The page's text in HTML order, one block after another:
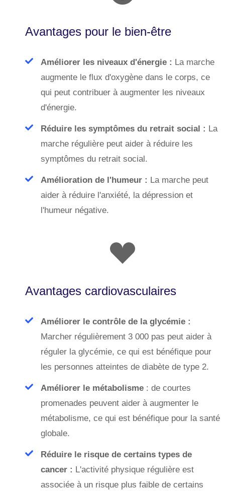
Avantages pour le bien-être
Améliorer les niveaux d'énergie : La marche
augmente le flux d'oxygène dans le corps, ce
qui peut contribuer à augmenter les niveaux
d'énergie.
Réduire les symptômes du retrait social : La
marche régulière peut aider à réduire les
symptômes du retrait social.
Amélioration de l'humeur : La marche peut
aider à réduire l'anxiété, la dépression et
l'humeur négative.
Avantages cardiovasculaires
Améliorer le contrôle de la glycémie :
Marcher régulièrement 3 000 pas peut aider à
réguler la glycémie, ce qui est bénéfique pour
les personnes atteintes de diabète de type 2.
Améliorer le métabolisme : de courtes
promenades peuvent aider à augmenter le
métabolisme, ce qui est bénéfique pour la santé
globale.
Réduire le risque de certains types de
cancer : L'activité physique régulière est
associée à un risque plus faible de certains